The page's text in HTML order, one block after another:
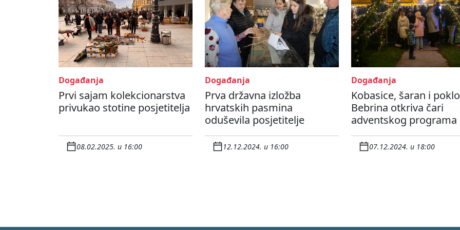
Događanja
Prvi sajam kolekcionarstva
privukao stotine posjetitelja
08.02.2025. u 16:00
Događanja
Prva državna izložba
hrvatskih pasmina
oduševila posjetitelje
12.12.2024. u 16:00
Događanja
Kobasice, šaran i
Bebrina otkriva čari
adventskog programa
07.12.2024. u 18:00